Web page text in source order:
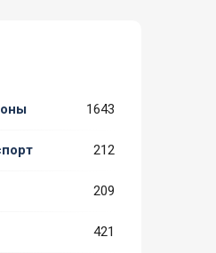
1643
212
209
421